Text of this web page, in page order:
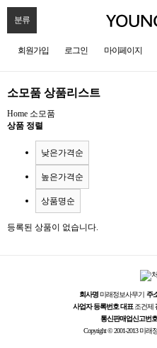
분류
회원가입 로그인 마이페이지
소모품 상품리스트
Home 소모품
상품 정렬
낮은가격순
높은가격순
상품명순
등록된 상품이 없습니다.
회사명 미래정보사무기 주
사업자 등록번호대표조건제
통신판매업신고번호
Copyright © 2001-2013 미래